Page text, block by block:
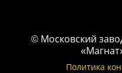
© Московский
Политика